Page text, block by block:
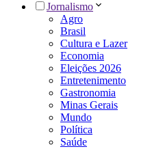
Jornalismo
Agro
Brasil
Cultura e Lazer
Economia
Eleições 2026
Entretenimento
Gastronomia
Minas Gerais
Mundo
Política
Saúde